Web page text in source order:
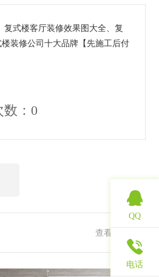
式楼客厅装修效果图大全、复
装修公司十大品牌【先施工后付
数：0
查看更多
QQ
电话